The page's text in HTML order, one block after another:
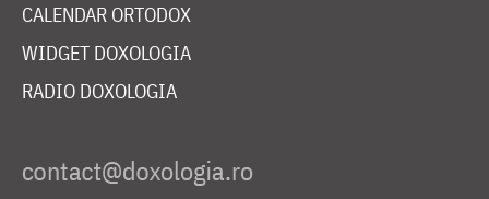
CALENDAR ORTODOX
WIDGET DOXOLOGIA
RADIO DOXOLOGIA